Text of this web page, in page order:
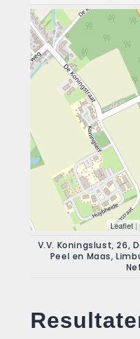
Leaflet |
V.V. Koningslust, 26,
Peel en Maas,